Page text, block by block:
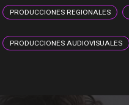
PRODUCCIONES REGIONALES
PRODUCCIONES AUDIOVISUALES